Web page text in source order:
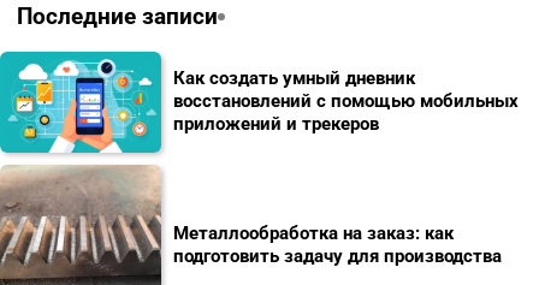
Последние записи
Как создать умный дневник
восстановлений с помощью мобильных
приложений и трекеров
Металлообработка на заказ: как
подготовить задачу для производства